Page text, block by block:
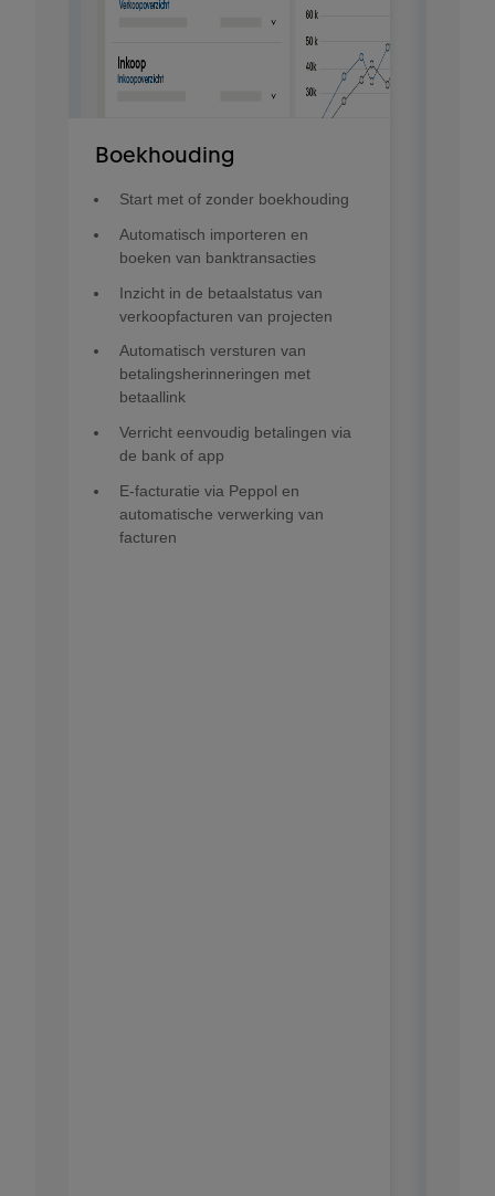
Boekhouding
Start met of zonder boekhouding
Automatisch importeren en
boeken van banktransacties
Inzicht in de betaalstatus van
verkoopfacturen van projecten
Automatisch versturen van
betalingsherinneringen met
betaallink
Verricht eenvoudig betalingen via
de bank of app
E-facturatie via Peppol en
automatische verwerking van
facturen